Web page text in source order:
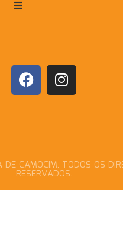
CAMOCIM. TODOS OS
RESERVADOS.